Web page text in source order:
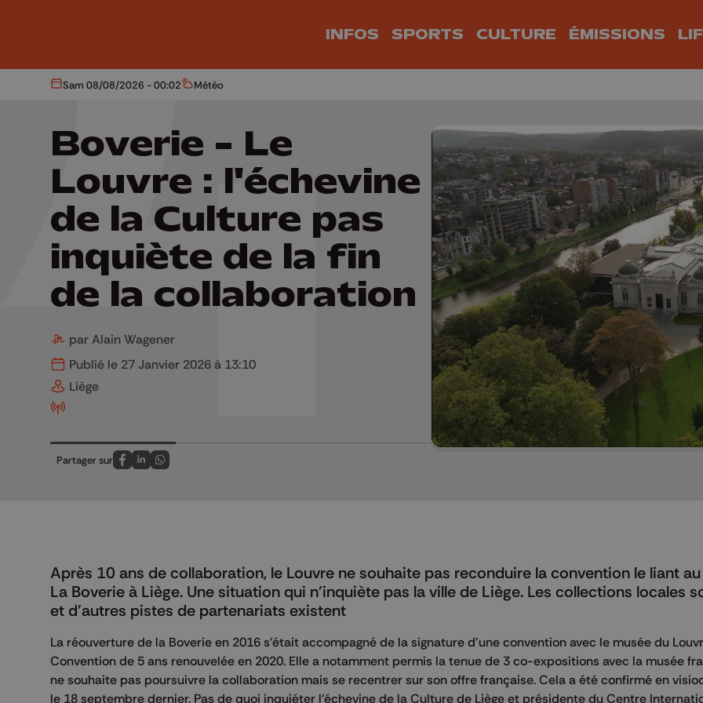
INFOS SPORTS CULTURE ÉMISSIONS
Aujourd'hui
Sam 08/08/2026 - 00:02 Météo
Météo
Boverie - Le
Louvre : l'échevine
de la Culture pas
inquiète de la fin
de la collaboration
par Alain Wagener
Publié le 27 Janvier 2026 à 13:10
Liège
Partager sur
Partagez sur FaceBook
Partagez sur LinkedIn
Partagez sur Whatsapp
Après 10 ans de collaboration, le Louvre ne souhaite pas reconduire la convention le liant
La Boverie à Liège. Une situation qui n'inquiète pas la ville de Liège. Les collections locales
et d'autres pistes de partenariats existent
La réouverture de la Boverie en 2016 s'était accompagné de la signature d'une convention avec le musée du
Convention de 5 ans renouvelée en 2020. Elle a notamment permis la tenue de 3 co-expositions avec la musée
ne souhaite pas poursuivre la collaboration mais se recentrer sur son offre française. Cela a été confirmé en
le 18 septembre dernier. Pas de quoi inquiéter l'échevine de la Culture de Liège et présidente du Centre